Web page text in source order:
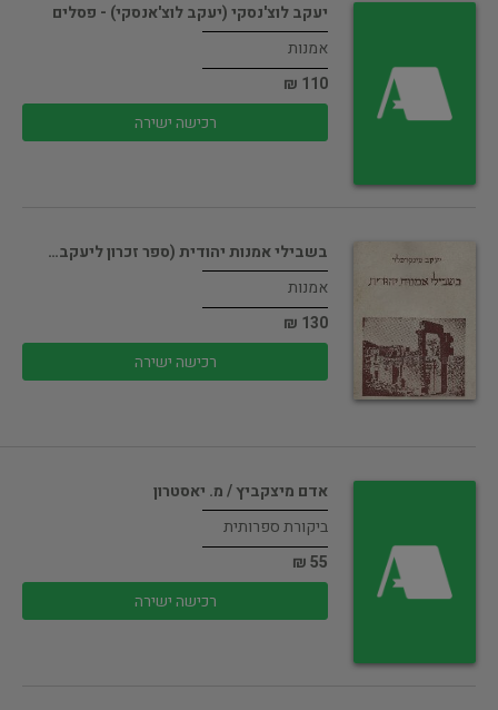
יעקב לוצ'נסקי (יעקב לוצ'אנסקי) - פסלים
אמנות
110 ₪
רכישה ישירה
בשבילי אמנות יהודית (ספר זכרון ליעקב…
אמנות
130 ₪
רכישה ישירה
אדם מיצקביץ / מ. יאסטרון
ביקורת ספרותית
55 ₪
רכישה ישירה